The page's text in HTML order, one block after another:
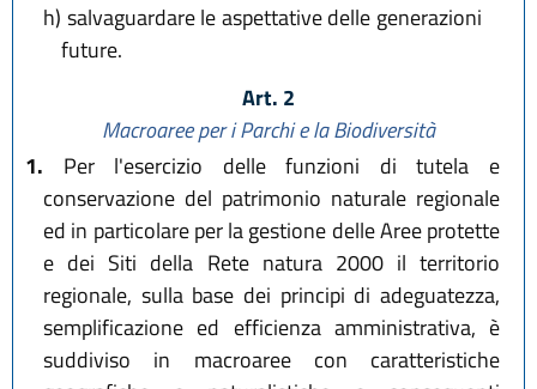
h) salvaguardare le aspettative delle generazioni
future.
Art. 2
Macroaree per i Parchi e la Biodiversità
1. Per l'esercizio delle funzioni di tutela e
conservazione del patrimonio naturale regionale
ed in particolare per la gestione delle Aree protette
e dei Siti della Rete natura 2000 il territorio
regionale, sulla base dei principi di adeguatezza,
semplificazione ed efficienza amministrativa, è
suddiviso in macroaree con caratteristiche